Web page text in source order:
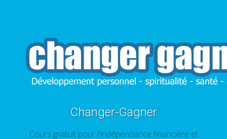
Changer-Gagner
Cours gratuit pour l'indépendance financière et